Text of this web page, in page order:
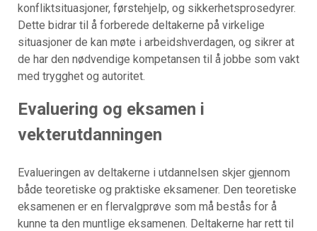
konfliktsituasjoner, førstehjelp, og sikkerhetsprosedyrer.
Dette bidrar til å forberede deltakerne på virkelige
situasjoner de kan møte i arbeidshverdagen, og sikrer at
de har den nødvendige kompetansen til å jobbe som vakt
med trygghet og autoritet.
Evaluering og eksamen i
vekterutdanningen
Evalueringen av deltakerne i utdannelsen skjer gjennom
både teoretiske og praktiske eksamener. Den teoretiske
eksamenen er en flervalgprøve som må bestås for å
kunne ta den muntlige eksamenen. Deltakerne har rett til